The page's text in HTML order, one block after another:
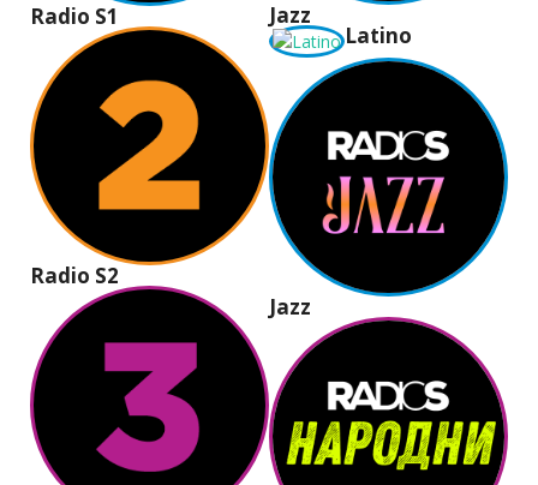
Radio S1
Radio S2
Jazz
Latino
Jazz